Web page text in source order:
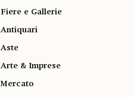
Fiere e Gallerie
Antiquari
Aste
Arte & Imprese
Mercato